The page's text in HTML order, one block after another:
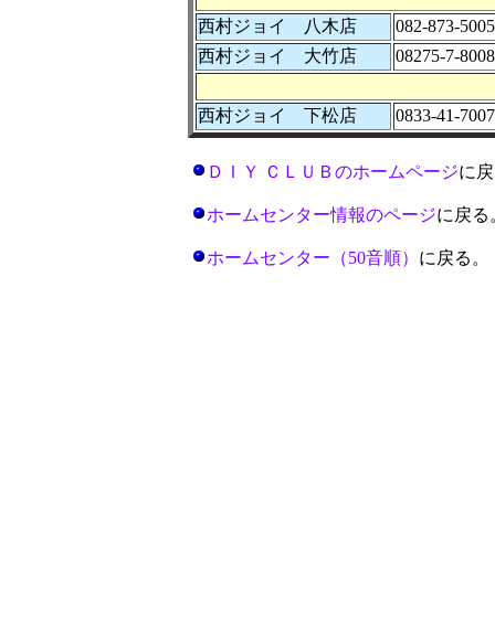
西村ジョイ 八木店
082-873-5005
西村ジョイ 大竹店
08275-7-8008
西村ジョイ 下松店 0833-41-7007
ＤＩＹ ＣＬＵＢのホームページに
ホームセンター情報のページに戻る
ホームセンター（50音順） に戻る。